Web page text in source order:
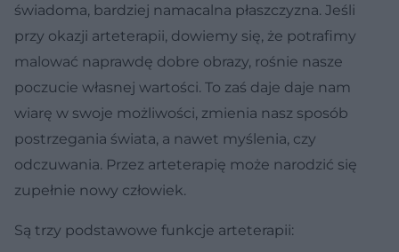
świadoma, bardziej namacalna płaszczyzna. Jeśli
przy okazji arteterapii, dowiemy się, że potrafimy
malować naprawdę dobre obrazy, rośnie nasze
poczucie własnej wartości. To zaś daje daje nam
wiarę w swoje możliwości, zmienia nasz sposób
postrzegania świata, a nawet myślenia, czy
odczuwania. Przez arteterapię może narodzić się
zupełnie nowy człowiek.
Są trzy podstawowe funkcje arteterapii: